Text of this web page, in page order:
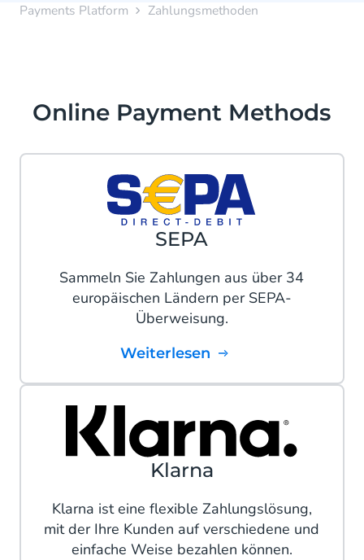
Payments Platform Zahlungsmethoden
Online Payment Methods
SEPA
Sammeln Sie Zahlungen aus über 34
europäischen Ländern per SEPA-
Überweisung.
Weiterlesen
Klarna
Klarna ist eine flexible Zahlungslösung,
mit der Ihre Kunden auf verschiedene und
einfache Weise bezahlen können.